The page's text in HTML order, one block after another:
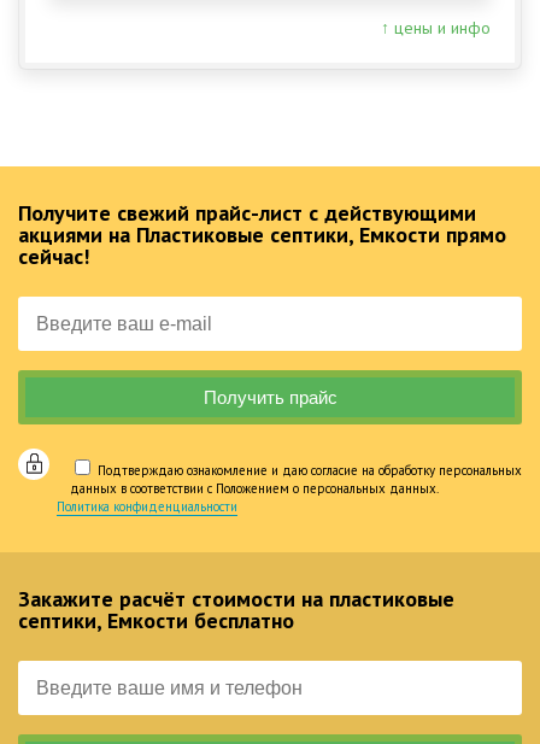
↑ цены и инфо
Получите свежий прайс-лист с действующими
акциями на Пластиковые септики, Емкости прямо
сейчас!
Подтверждаю ознакомление и даю согласие на обработку персональных
данных в соответствии с Положением о персональных данных.
Политика конфиденциальности
Закажите расчёт стоимости на пластиковые
септики, Емкости бесплатно